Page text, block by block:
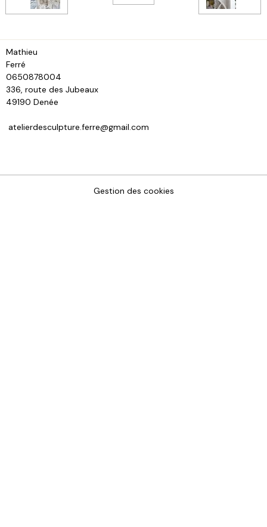
Mathieu
0650878004
336, route des Jubeaux
49190 Denée
atelierdesculpture.ferre@gmail.com
Gestion des cookies